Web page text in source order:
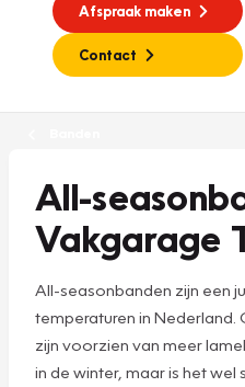
Afspraak maken
Contact
All-
Vakgarage
All-seasonbanden zijn een
temperaturen in
zijn voorzien van meer
in de winter, maar is het